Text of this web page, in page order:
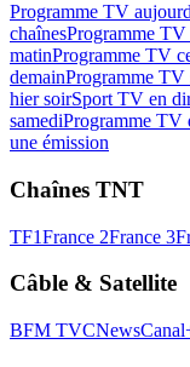
Programme TV
chaînesProgramme TV
matinProgramme TV
demainProgramme TV
hier soirSport TV en
samediProgramme TV
une émission
Chaînes TNT
TF1France 2France 3
Câble & Satellite
BFM TVCNews